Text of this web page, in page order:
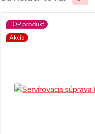
TOP produkt
Akcia